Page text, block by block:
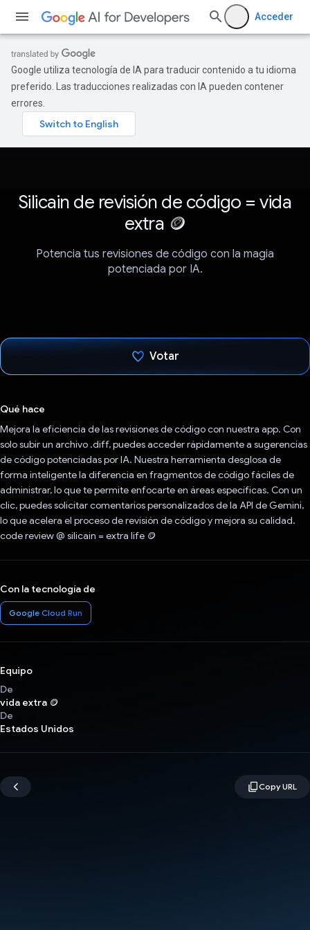
Acceder
Google utiliza tecnología de IA para traducir contenido a tu idioma
preferido. Las traducciones realizadas con IA pueden contener
errores.
Silicain de revisión de código = vida
extra 🪙
Potencia tus revisiones de código con la magia
potenciada por IA.
Votar
Qué hace
Mejora la eficiencia de las revisiones de código con nuestra app. Con
solo subir un archivo .diff, puedes acceder rápidamente a sugerencias
de código potenciadas por IA. Nuestra herramienta desglosa de
forma inteligente la diferencia en fragmentos de código fáciles de
administrar, lo que te permite enfocarte en áreas específicas. Con un
clic, puedes solicitar comentarios personalizados de la API de Gemini,
lo que acelera el proceso de revisión de código y mejora su calidad.
code review @ silicain = extra life 🪙
Con la tecnología de
Google Cloud Run
Equipo
De
vida extra 🪙
De
Estados Unidos